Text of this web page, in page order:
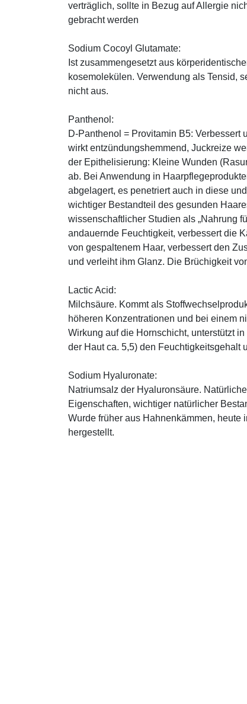
verträglich, sollte in Bezug auf Allergie
gebracht werden
Sodium Cocoyl Glutamate:
Ist zusammengesetzt aus
kosemolekülen. Verwendung als Tensid,
nicht aus.
Panthenol:
D-Panthenol = Provitamin B5: Verbessert
wirkt entzündungshemmend, Juckreize
der Epithelisierung: Kleine Wunden
ab. Bei Anwendung in
abgelagert, es penetriert auch in diese
wichtiger Bestandteil des gesunden
wissenschaftlicher Studien als „Nahrung
andauernde Feuchtigkeit, verbessert die
von gespaltenem Haar, verbessert den
und verleiht ihm Glanz. Die Brüchigkeit
Lactic Acid:
Milchsäure. Kommt als
höheren Konzentrationen und bei einem
Wirkung auf die Hornschicht, unterstützt
der Haut ca. 5,5) den Feuchtigkeitsgehalt
Sodium Hyaluronate:
Natriumsalz der Hyaluronsäure.
Eigenschaften, wichtiger natürlicher
Wurde früher aus Hahnenkämmen, heute
hergestellt.